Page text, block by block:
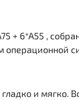
+ 6*A55 ,
операционной
и мягко.